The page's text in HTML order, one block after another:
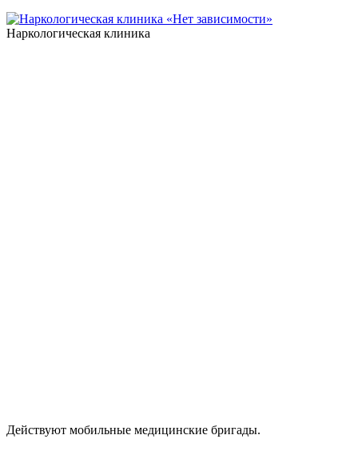
Наркологическая клиника
Действуют мобильные медицинские бригады.